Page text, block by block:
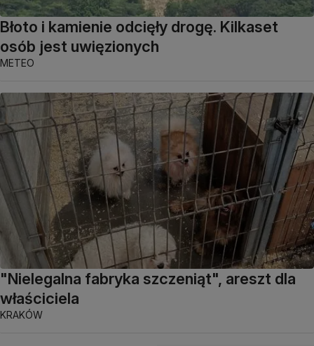
Błoto i kamienie odcięły drogę. Kilkaset
osób jest uwięzionych
METEO
"Nielegalna fabryka szczeniąt", areszt dla
właściciela
KRAKÓW